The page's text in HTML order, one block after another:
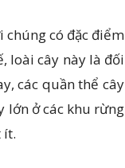
chúng có đặc điểm
loài cây này là đối
các quần thể cây
lớn ở các khu rừng
ít.